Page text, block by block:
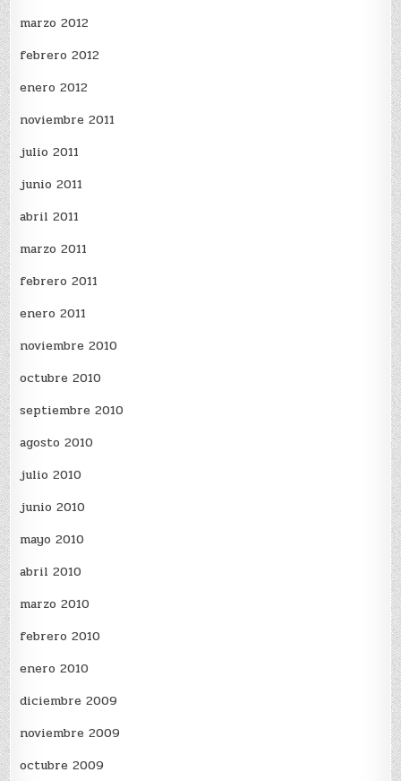
marzo 2012
febrero 2012
enero 2012
noviembre 2011
julio 2011
junio 2011
abril 2011
marzo 2011
febrero 2011
enero 2011
noviembre 2010
octubre 2010
septiembre 2010
agosto 2010
julio 2010
junio 2010
mayo 2010
abril 2010
marzo 2010
febrero 2010
enero 2010
diciembre 2009
noviembre 2009
octubre 2009